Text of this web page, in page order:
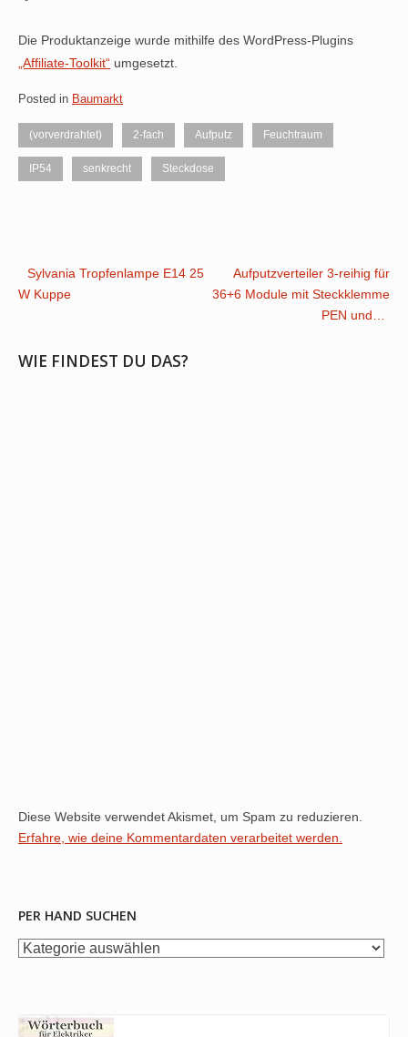
Die Produktanzeige wurde mithilfe des WordPress-Plugins
„Affiliate-Toolkit“ umgesetzt.
Posted in Baumarkt
(vorverdrahtet) 2-fach Aufputz Feuchtraum
IP54 senkrecht Steckdose
Post
Sylvania Tropfenlampe E14 25
W Kuppe
Aufputzverteiler 3-reihig für
36+6 Module mit Steckklemme
PEN und…
WIE FINDEST DU DAS?
Diese Website verwendet Akismet, um Spam zu reduzieren.
Erfahre, wie deine Kommentardaten verarbeitet werden.
PER HAND SUCHEN
per